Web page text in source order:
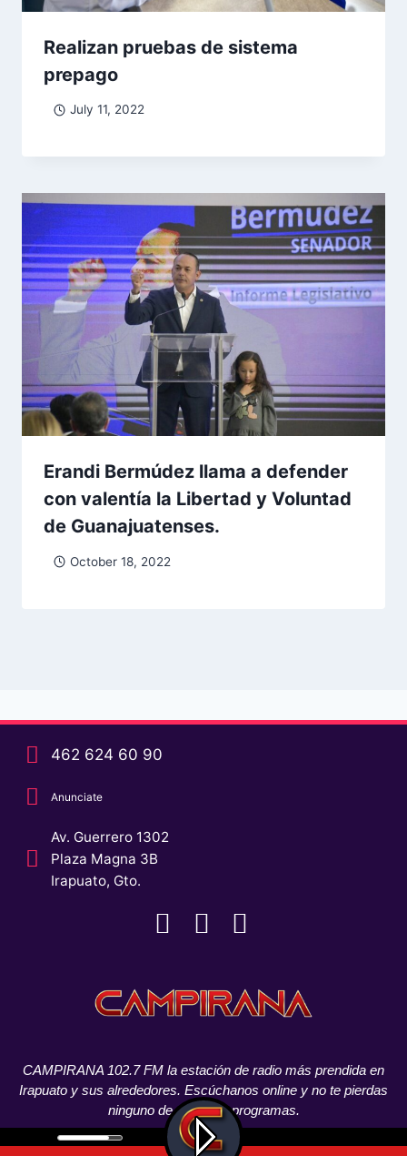
Realizan pruebas de sistema
prepago
July 11, 2022
Erandi Bermúdez llama a defender
con valentía la Libertad y Voluntad
de Guanajuatenses.
October 18, 2022
462 624 60 90
Anunciate
Av. Guerrero 1302
Plaza Magna 3B
Irapuato, Gto.
CAMPIRANA 102.7 FM la estación de radio más prendida en
Irapuato y sus alrededores. Escúchanos online y no te pierdas
ninguno de nuestros programas.